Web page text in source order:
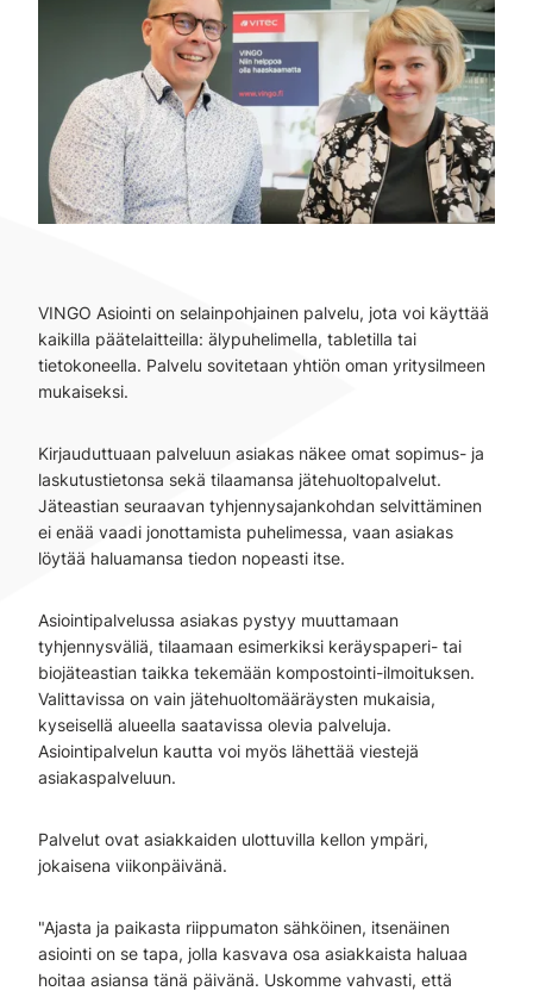
VINGO Asiointi on selainpohjainen palvelu, jota voi käyttää
kaikilla päätelaitteilla: älypuhelimella, tabletilla tai
tietokoneella. Palvelu sovitetaan yhtiön oman yritysilmeen
mukaiseksi.
Kirjauduttuaan palveluun asiakas näkee omat sopimus- ja
laskutustietonsa sekä tilaamansa jätehuoltopalvelut.
Jäteastian seuraavan tyhjennysajankohdan selvittäminen
ei enää vaadi jonottamista puhelimessa, vaan asiakas
löytää haluamansa tiedon nopeasti itse.
Asiointipalvelussa asiakas pystyy muuttamaan
tyhjennysväliä, tilaamaan esimerkiksi keräyspaperi- tai
biojäteastian taikka tekemään kompostointi-ilmoituksen.
Valittavissa on vain jätehuoltomääräysten mukaisia,
kyseisellä alueella saatavissa olevia palveluja.
Asiointipalvelun kautta voi myös lähettää viestejä
asiakaspalveluun.
Palvelut ovat asiakkaiden ulottuvilla kellon ympäri,
jokaisena viikonpäivänä.
"Ajasta ja paikasta riippumaton sähköinen, itsenäinen
asiointi on se tapa, jolla kasvava osa asiakkaista haluaa
hoitaa asiansa tänä päivänä. Uskomme vahvasti, että